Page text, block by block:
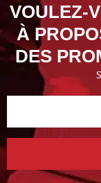
VOULEZ-
À
DES